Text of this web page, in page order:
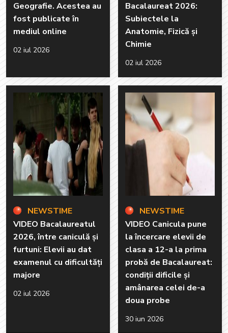
Geografie. Acestea au
fost publicate în
mediul online
02 iul 2026
Bacalaureat 2026:
Subiectele la
Anatomie, Fizică și
Chimie
02 iul 2026
NEWSTIME
VIDEO Bacalaureatul
2026, între caniculă și
furtuni: Elevii au dat
examenul cu dificultăți
majore
02 iul 2026
NEWSTIME
VIDEO Canicula pune
la încercare elevii de
clasa a 12-a la prima
probă de Bacalaureat:
condiții dificile și
amânarea celei de-a
doua probe
30 iun 2026